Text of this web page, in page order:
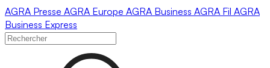
AGRA Presse AGRA Europe AGRA Business AGRA Fil AGRA
Business Express